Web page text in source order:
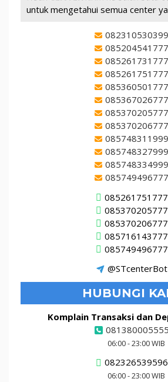
untuk mengetahui semua center
082310530399
085204541777
085261731777
085261751777
085360501777
085367026777
085370205777
085370206777
085748311999
085748327999
085748334999
085749496777
085261751777
085370205777
085370206777
085716143777
085749496777
@STcenterBot
HUBUNGI
Komplain Transaksi dan
081380005555
06:00 - 23:00 WIB
082326539596
06:00 - 23:00 WIB